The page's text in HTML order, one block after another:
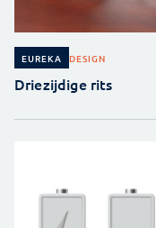
EUREKA DESIGN
Driezijdige rits